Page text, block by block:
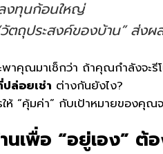
งทุนก้อนใหญ่
วัตถุประสงค์ของบ้าน” ส่งผ
าคุณมาเช็กว่า ถ้าคุณกำลังจะรีโ
ล่อยเช่า ต่างกันยังไง?
ให้ “คุ้มค่า” กับเป้าหมายของคุณ
นเพื่อ “อยู่เอง” ต้